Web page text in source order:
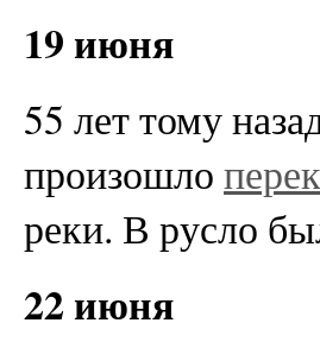
19 июня
55 лет тому
произошло
реки. В русло
22 июня